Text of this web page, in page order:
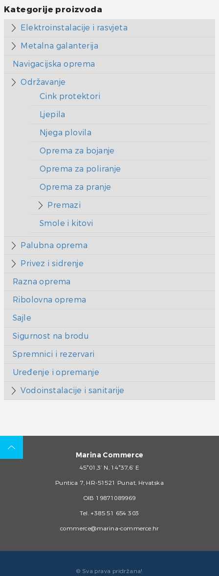
Kategorije proizvoda
Elektroinstalacije i rasvjeta
Metalna galanterija
Navigacijska oprema
Održavanje
Cink protektori
Ljepila
Njega plovila
Oprema za bojanje
Oprema za poliranje
Oprema za pranje
Premazi
Smole i kitovi
Palubna oprema
Privez i sidrenje
Razna oprema
Ribolovna oprema
Sajle
Sigurnost na brodu
Spremnici i rezervari
Uređenje i opremanje
Vodoinstalacije i sanitarije
Marina Commerce
45°01,3’ N, 14°37,6’ E
Puntica 7, HR-51521 Punat, Hrvatska
OIB 19871089969
Tel. +385 51 654 303
commerce@marina-commerce.hr
© Sva prava pridržana!